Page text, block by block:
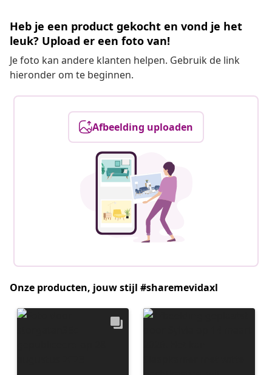
Heb je een product gekocht en vond je het
leuk? Upload er een foto van!
Je foto kan andere klanten helpen. Gebruik de link
hieronder om te beginnen.
Afbeelding uploaden
Onze producten, jouw stijl #sharemevidaxl